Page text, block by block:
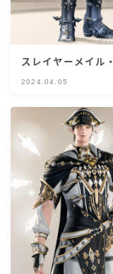
スレイヤーメイル
2024.04.05